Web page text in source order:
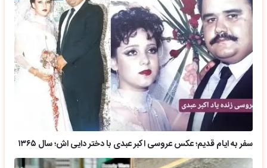
سفر به ایام قدیم؛ عکس عروسی اکبر عبدی با دختر دایی اش؛ سال ۱۳۶۵